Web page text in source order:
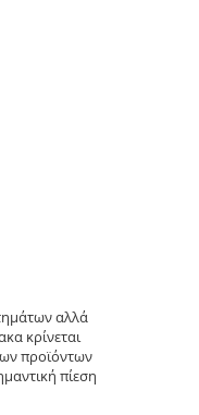
αλλά
κρίνεται
προϊόντων
πίεση